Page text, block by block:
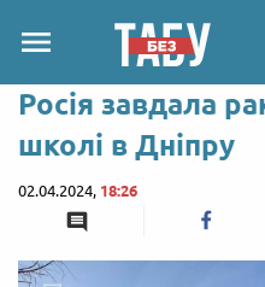
Росія завдала
школі в Дніпру
02.04.2024, 18:26